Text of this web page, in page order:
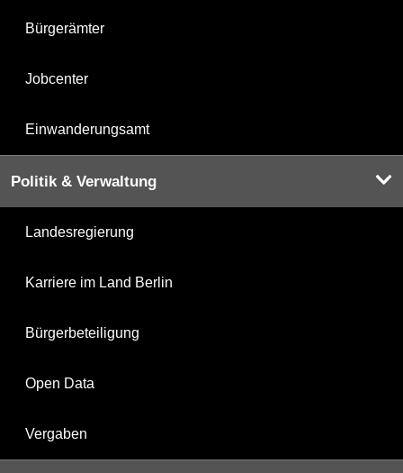
Bürgerämter
Jobcenter
Einwanderungsamt
Politik & Verwaltung
Landesregierung
Karriere im Land Berlin
Bürgerbeteiligung
Open Data
Vergaben